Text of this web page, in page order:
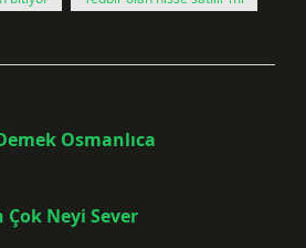
Osmanlıca
Neyi Sever